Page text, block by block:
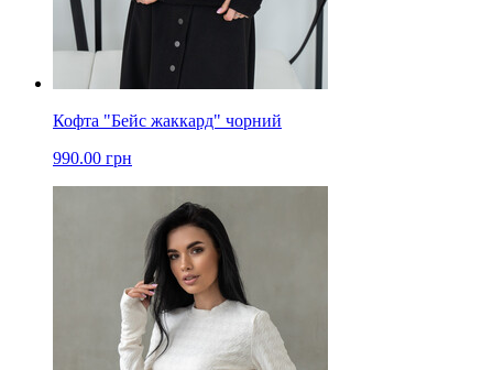
Кофта "Бейс жаккард" чорний
990.00 грн